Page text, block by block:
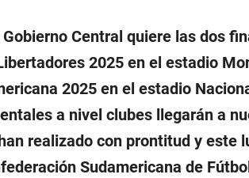
Gobierno Central quiere las dos
2025 en el estadio
2025 en el estadio
a nivel clubes llegarán a
realizado con prontitud y este
Sudamericana de